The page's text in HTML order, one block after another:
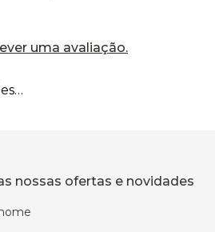
uma avaliação.
nossas ofertas e novidades